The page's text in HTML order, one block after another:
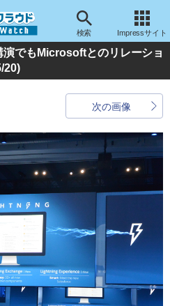
検索 Impressサイト
でもMicrosoftとのリレーショ
20)
次の画像